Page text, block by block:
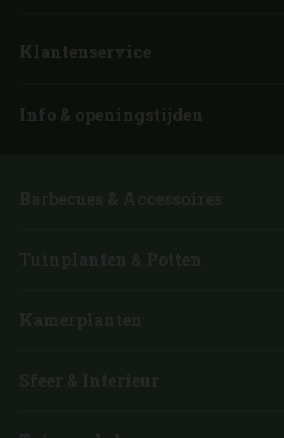
Klantenservice
Info & openingstijden